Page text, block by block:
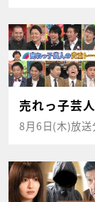
売れっ子芸
8月6日(木)放送